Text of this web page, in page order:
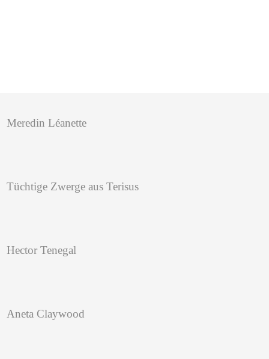
Meredin Léanette
Tüchtige Zwerge aus Terisus
Hector Tenegal
Aneta Claywood